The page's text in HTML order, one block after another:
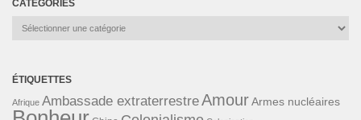
CATÉGORIES
Catégories
ÉTIQUETTES
Afrique Ambassade extraterrestreAmourArmes nucléaires